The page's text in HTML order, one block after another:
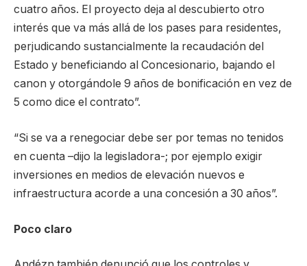
cuatro años. El proyecto deja al descubierto otro
interés que va más allá de los pases para residentes,
perjudicando sustancialmente la recaudación del
Estado y beneficiando al Concesionario, bajando el
canon y otorgándole 9 años de bonificación en vez de
5 como dice el contrato”.
“Si se va a renegociar debe ser por temas no tenidos
en cuenta –dijo la legisladora-; por ejemplo exigir
inversiones en medios de elevación nuevos e
infraestructura acorde a una concesión a 30 años”.
Poco claro